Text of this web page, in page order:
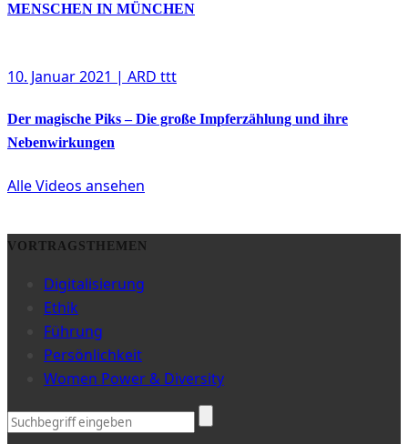
MENSCHEN IN MÜNCHEN
10. Januar 2021 | ARD ttt
Der magische Piks – Die große Impferzählung und ihre
Nebenwirkungen
Alle Videos ansehen
VORTRAGSTHEMEN
Digitalisierung
Ethik
Führung
Persönlichkeit
Women Power & Diversity